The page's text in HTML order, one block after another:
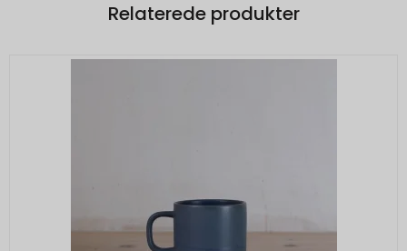
Relaterede produkter